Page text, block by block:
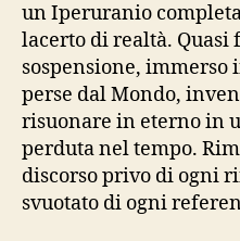
un Iperuranio
lacerto di realtà. Quasi
sospensione, immerso
perse dal Mondo,
risuonare in eterno in
perduta nel tempo.
discorso privo di ogni
svuotato di ogni